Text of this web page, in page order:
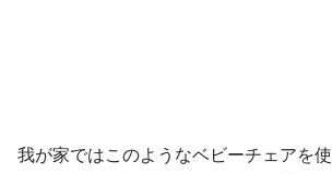
我が家ではこのようなベビーチェアを